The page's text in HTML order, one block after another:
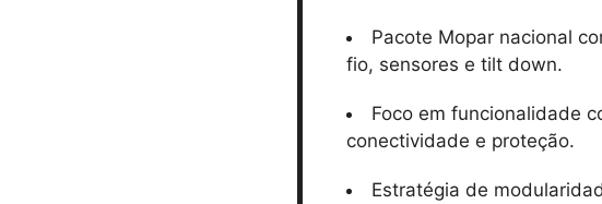
Pacote Mopar nacional
fio, sensores e tilt down.
Foco em funcionalidade
conectividade e proteção.
Estratégia de